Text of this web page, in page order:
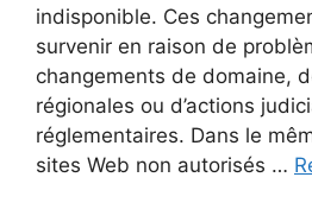
indisponible. Ces
survenir en raison de
changements de domaine,
régionales ou d’actions
réglementaires. Dans le
sites Web non autorisés …